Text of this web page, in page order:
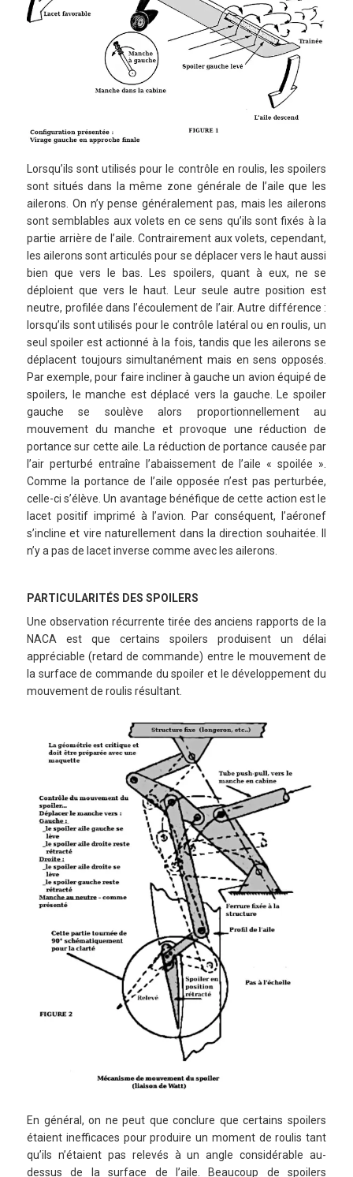
Lorsqu’ils sont utilisés pour le contrôle en roulis, les spoilers
sont situés dans la même zone générale de l’aile que les
ailerons. On n’y pense généralement pas, mais les ailerons
sont semblables aux volets en ce sens qu’ils sont fixés à la
partie arrière de l’aile. Contrairement aux volets, cependant,
les ailerons sont articulés pour se déplacer vers le haut aussi
bien que vers le bas. Les spoilers, quant à eux, ne se
déploient que vers le haut. Leur seule autre position est
neutre, profilée dans l’écoulement de l’air. Autre différence :
lorsqu’ils sont utilisés pour le contrôle latéral ou en roulis, un
seul spoiler est actionné à la fois, tandis que les ailerons se
déplacent toujours simultanément mais en sens opposés.
Par exemple, pour faire incliner à gauche un avion équipé de
spoilers, le manche est déplacé vers la gauche. Le spoiler
gauche se soulève alors proportionnellement au
mouvement du manche et provoque une réduction de
portance sur cette aile. La réduction de portance causée par
l’air perturbé entraîne l’abaissement de l’aile « spoilée ».
Comme la portance de l’aile opposée n’est pas perturbée,
celle-ci s’élève. Un avantage bénéfique de cette action est le
lacet positif imprimé à l’avion. Par conséquent, l’aéronef
s’incline et vire naturellement dans la direction souhaitée. Il
n’y a pas de lacet inverse comme avec les ailerons.
PARTICULARITÉS DES SPOILERS
Une observation récurrente tirée des anciens rapports de la
NACA est que certains spoilers produisent un délai
appréciable (retard de commande) entre le mouvement de
la surface de commande du spoiler et le développement du
mouvement de roulis résultant.
En général, on ne peut que conclure que certains spoilers
étaient inefficaces pour produire un moment de roulis tant
qu’ils n’étaient pas relevés à un angle considérable au-
dessus de la surface de l’aile. Beaucoup de spoilers